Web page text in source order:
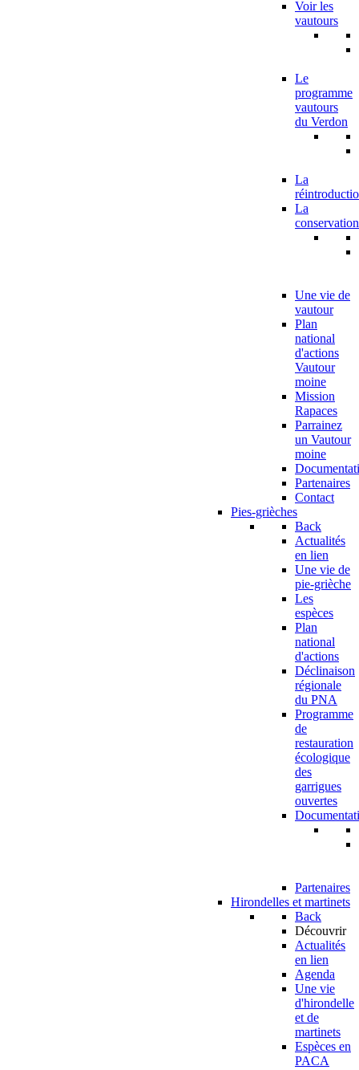
Voir les
vautours
Le
programme
vautours
du Verdon
La
La
conservation
Une vie de
vautour
Plan
national
d'actions
Vautour
moine
Mission
Rapaces
Parrainez
un Vautour
moine
Partenaires
Contact
Pies-grièches
Back
Actualités
en lien
Une vie de
pie-grièche
Les
espèces
Plan
national
d'actions
Déclinaison
régionale
du PNA
Programme
de
restauration
écologique
des
garrigues
ouvertes
Partenaires
Hirondelles et martinets
Back
Découvrir
Actualités
en lien
Agenda
Une vie
d'hirondelle
et de
martinets
Espèces en
PACA